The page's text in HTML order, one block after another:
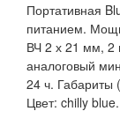
Портативная
питанием.
ВЧ 2 х 21 мм, 2
аналоговый
24 ч. Габариты
Цвет: chilly blue.